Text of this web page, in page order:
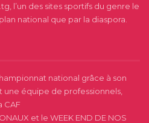
l’un des sites sportifs du genre le
national que par la diaspora.
national grâce à son
équipe de professionnels,
CAF
et le WEEK END DE NOS